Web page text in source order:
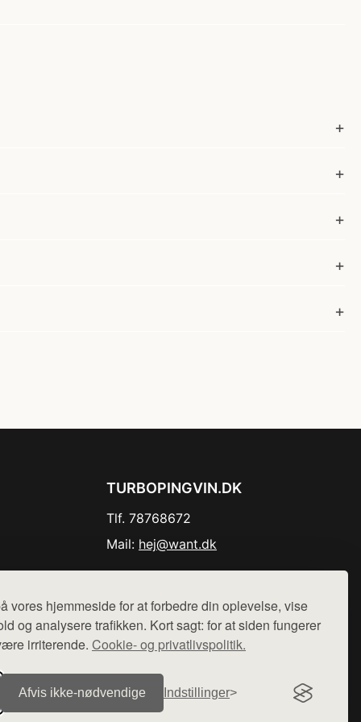
vores hjemmeside for at forbedre din oplevelse, vise
og analysere trafikken. Kort sagt: for at siden fungerer
irriterende. Cookie- og privatlivspolitik.
Afvis ikke‑nødvendige Indstillinger
TURBOPINGVIN.DK
Tlf. 78768672
Mail: hej@want.dk
sælges ikke varer fra denne side - vi henviser til de shops,